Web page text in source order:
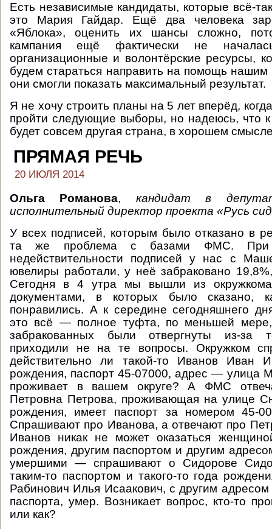
Есть независимые кандидаты, которые всё-
это Мария Гайдар. Ещё два человека
«Яблока», оценить их шансы сложно,
кампания ещё фактически не
организационные и волонтёрские ресурсы,
будем стараться направить на помощь
они смогли показать максимальный результат.
Я не хочу строить планы на 5 лет вперёд,
пройти следующие выборы, но надеюсь, что
будет совсем другая страна, в хорошем
ПРЯМАЯ РЕЧЬ
20 ИЮЛЯ 2014
Ольга Романова, кандидат в
исполнительный директор проекта «Русь
У всех подписей, которым было отказано в
та же проблема с базами ФМС.
недействительности подписей у нас с
ювелиры работали, у неё забраковано
Сегодня в 4 утра мы вышли из
документами, в которых было сказано,
понравились. А к середине сегодняшнего
это всё — полное туфта, по меньшей
забракованных были отвергнуты из-за
приходили не на те вопросы. Окружком
действительно ли такой-то Иванов Иван
рождения, паспорт 45-07000, адрес — улица
проживает в вашем округе? А ФМС
Петровна Петрова, проживающая на улице
рождения, имеет паспорт за номером 45-
Спрашивают про Иванова, а отвечают про
Иванов никак не может оказаться
рождения, другим паспортом и другим
умершими — спрашивают о Сидорове
таким-то паспортом и такого-то года
Рабинович Илья Исаакович, с другим
паспорта, умер. Возникает вопрос, кто-то
или как?